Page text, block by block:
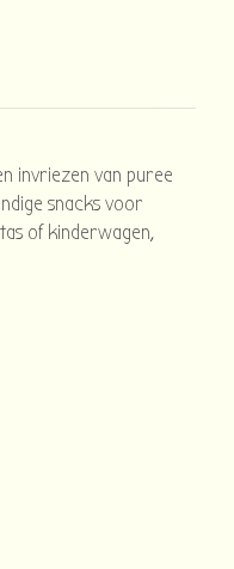
invriezen van puree
snacks voor
of kinderwagen,